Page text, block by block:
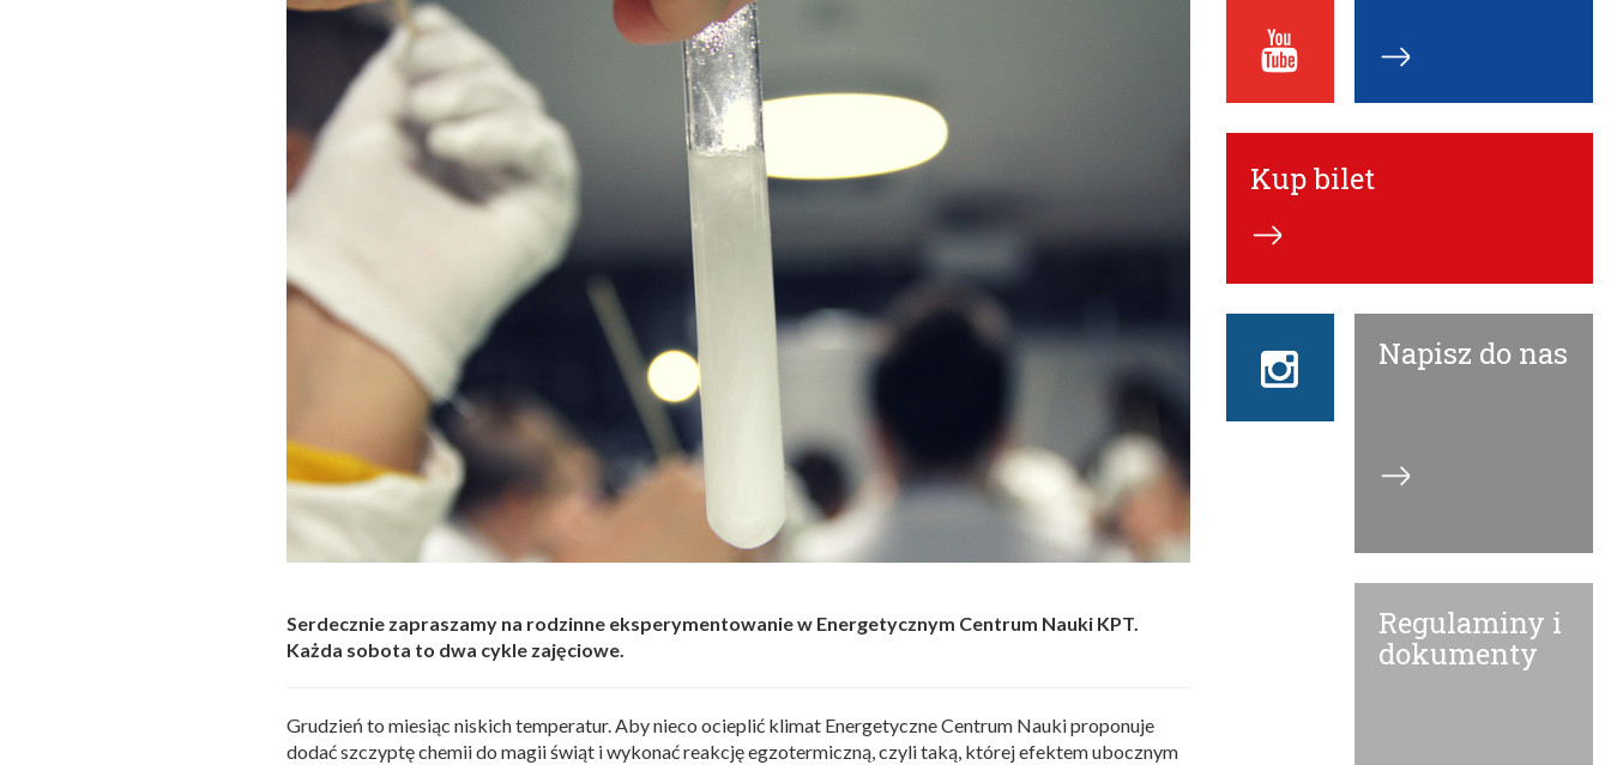
Serdecznie zapraszamy na rodzinne eksperymentowanie w Energetycznym Centrum Nauki KPT.
Każda sobota to dwa cykle zajęciowe.
Grudzień to miesiąc niskich temperatur. Aby nieco ocieplić klimat Energetyczne Centrum Nauki proponuje
dodać szczyptę chemii do magii świąt i wykonać reakcję egzotermiczną, czyli taką, której efektem ubocznym
Youtube
ECN
Kup bilet
Instagram
ECN
Napisz do nas
Regulaminy i
dokumenty